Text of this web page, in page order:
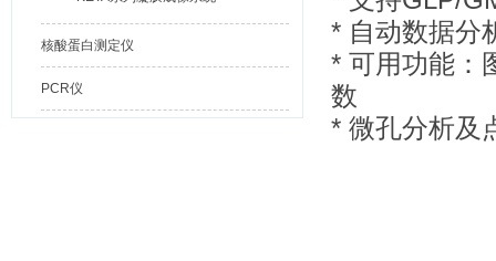
核酸蛋白测定仪
PCR仪
* 自动数据分
* 可用功能：
数
* 微孔分析及